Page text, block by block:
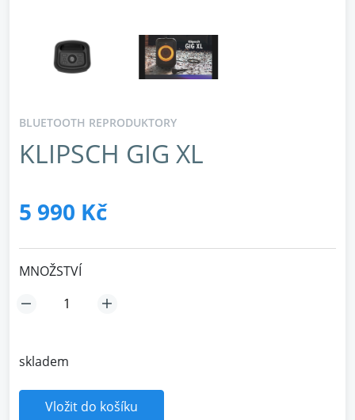
BLUETOOTH REPRODUKTORY
KLIPSCH GIG XL
5 990 Kč
MNOŽSTVÍ
skladem
Vložit do košíku